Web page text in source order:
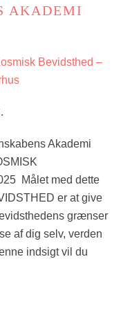
AKADEMI
Bevidsthed –
Akademi
Målet med dette
er at give
grænser
af dig selv, verden
indsigt vil du